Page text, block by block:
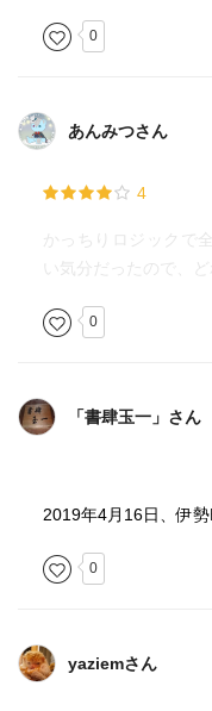
0
あんみつさん
4
かっちりロジックで
い気分だったので、ど
0
「書肆玉一」さん
2019年4月16日、伊勢
0
yaziemさん